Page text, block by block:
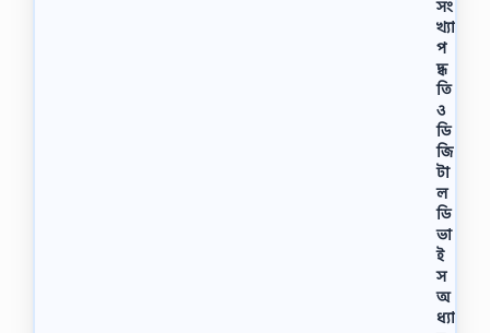
সং
খ্যা
প
দ্ধ
তি
ও
ডি
জি
টা
ল
ডি
ভা
ই
স
অ
ধ্যা